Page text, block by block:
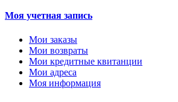
Моя учетная запись
Мои заказы
Мои возвраты
Мои кредитные квитанции
Мои адреса
Моя информация